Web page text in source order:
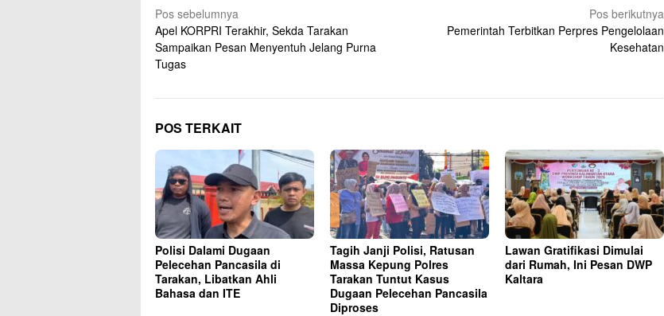
Navigasi
pos
Pos sebelumnya
Apel KORPRI Terakhir, Sekda Tarakan
Sampaikan Pesan Menyentuh Jelang Purna
Tugas
Pos berikutnya
Pemerintah Terbitkan Perpres Pengelolaan
Kesehatan
POS TERKAIT
Polisi Dalami Dugaan
Pelecehan Pancasila di
Tarakan, Libatkan Ahli
Bahasa dan ITE
Tagih Janji Polisi, Ratusan
Massa Kepung Polres
Tarakan Tuntut Kasus
Dugaan Pelecehan Pancasila
Diproses
Lawan Gratifikasi Dimulai
dari Rumah, Ini Pesan DWP
Kaltara